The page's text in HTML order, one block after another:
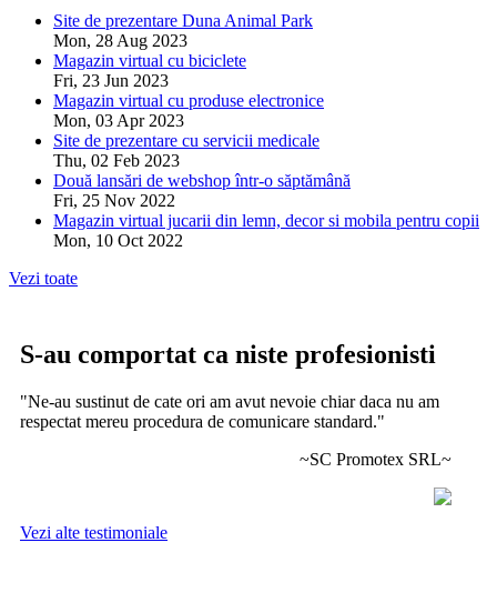
Site de prezentare Duna Animal Park
Mon, 28 Aug 2023
Magazin virtual cu biciclete
Fri, 23 Jun 2023
Magazin virtual cu produse electronice
Mon, 03 Apr 2023
Site de prezentare cu servicii medicale
Thu, 02 Feb 2023
Două lansări de webshop într-o săptămână
Fri, 25 Nov 2022
Magazin virtual jucarii din lemn, decor si mobila pentru copii
Mon, 10 Oct 2022
Vezi toate
S-au comportat ca niste profesionisti
"Ne-au sustinut de cate ori am avut nevoie chiar daca nu am
respectat mereu procedura de comunicare standard."
~SC Promotex SRL~
Vezi alte testimoniale